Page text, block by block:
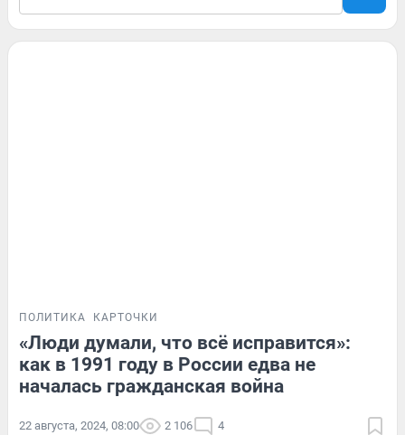
ПОЛИТИКА КАРТОЧКИ
«Люди думали, что всё исправится»:
как в 1991 году в России едва не
началась гражданская война
22 августа, 2024, 08:00 2 106 4